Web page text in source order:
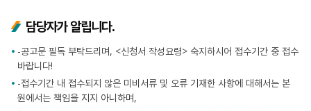
담당자가 알립니다.
-공고문 필독 부탁드리며, <신청서 작성요령> 숙지하시어 접수기간 중 접수
바랍니다!
-접수기간 내 접수되지 않은 미비서류 및 오류 기재한 사항에 대해서는 본
원에서는 책임을 지지 아니하며,